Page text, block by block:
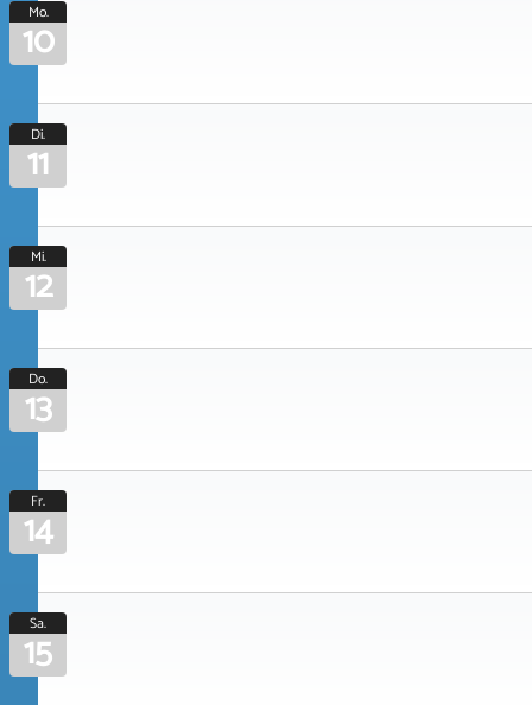
Mo.
10
Di.
11
Mi.
12
Do.
13
Fr.
14
Sa.
15